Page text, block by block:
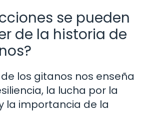
se pueden
de la historia de
los gitanos nos enseña
la lucha por la
la importancia de la